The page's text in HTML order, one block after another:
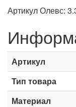
Артикул Олевс:
Артикул
Тип товара
Материал